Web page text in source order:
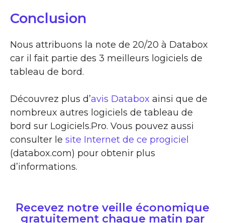
Conclusion
Nous attribuons la note de 20/20 à Databox
car il fait partie des 3 meilleurs logiciels de
tableau de bord.
Découvrez plus d’avis Databox ainsi que de
nombreux autres logiciels de tableau de
bord sur Logiciels.Pro. Vous pouvez aussi
consulter le site Internet de ce progiciel
(databox.com) pour obtenir plus
d’informations.
Recevez notre veille économique
gratuitement chaque matin par